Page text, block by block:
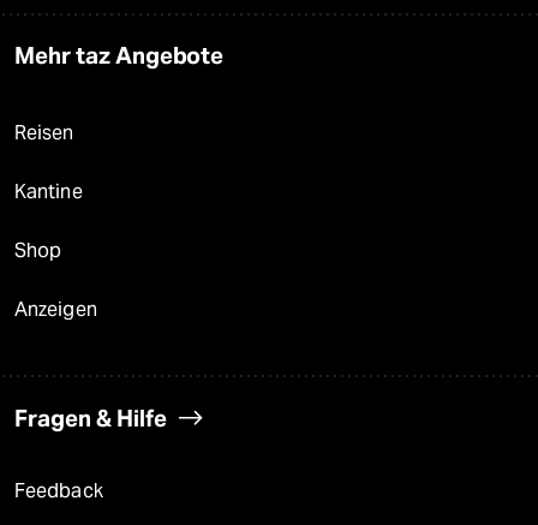
Mehr taz Angebote
Reisen
Kantine
Shop
Anzeigen
Fragen & Hilfe
Feedback